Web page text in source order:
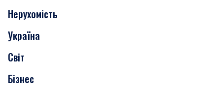
Події
Скандали
Нерухомість
Транспорт
Нерухомість
Україна
Світ
Бізнес